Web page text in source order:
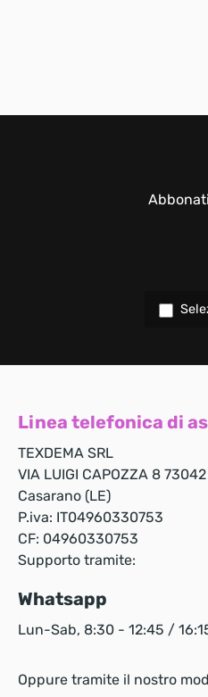
Linea telefonica di
TEXDEMA SRL
VIA LUIGI CAPOZZA 8 73042
Casarano (LE)
P.iva: IT04960330753
CF: 04960330753
Supporto tramite:
Whatsapp
Lun-Sab, 8:30 - 12:45 /
Oppure tramite il nostro